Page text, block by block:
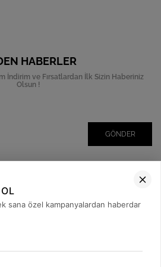
HABERLER
İndirim ve Fırsatlardan İlk Sizin Haberiniz
Olsun !
GÖNDER
sana özel kampanyalardan haberdar